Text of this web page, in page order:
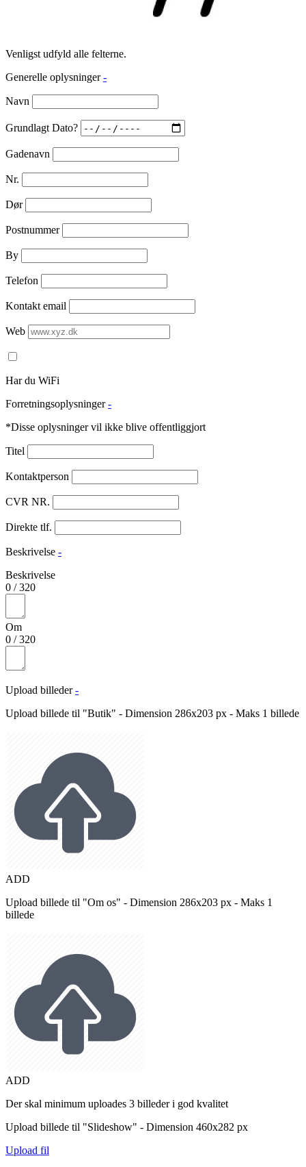
Venligst udfyld alle felterne.
Generelle oplysninger -
Navn
Grundlagt Dato?
Gadenavn
Nr.
Dør
Postnummer
By
Telefon
Kontakt email
Web
Har du WiFi
Forretningsoplysninger -
*Disse oplysninger vil ikke blive offentliggjort
Titel
Kontaktperson
CVR NR.
Direkte tlf.
Beskrivelse -
Beskrivelse
0 /320
Om
0 /320
Upload billeder -
Upload billede til "Butik" - Dimension 286x203 px - Maks 1 billede
ADD
Upload billede til "Om os" - Dimension 286x203 px - Maks 1
billede
ADD
Der skal minimum uploades 3 billeder i god kvalitet
Upload billede til "Slideshow" - Dimension 460x282 px
Upload fil